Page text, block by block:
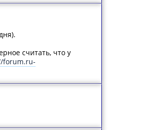
считать, что у
forum.ru-